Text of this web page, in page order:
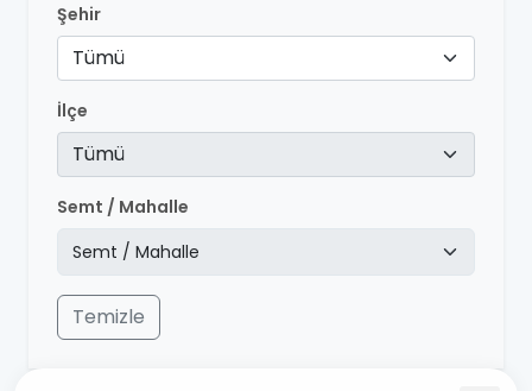
Şehir
Tümü
İlçe
Tümü
Semt / Mahalle
Temizle